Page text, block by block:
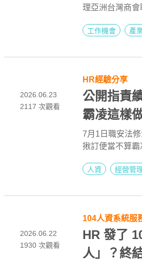
理亞洲台灣商
局、外派人才
工作機會 產
2026.06.23
2117 次觀看
HR經驗分享
公開指責
霸凌這樣
7月1日職安法
揪訂便當不算
就算霸凌！主
詞語用字引發爭
人資 經營管
2026.06.22
1930 次觀看
104人資系統服
HR 發了
人」？終